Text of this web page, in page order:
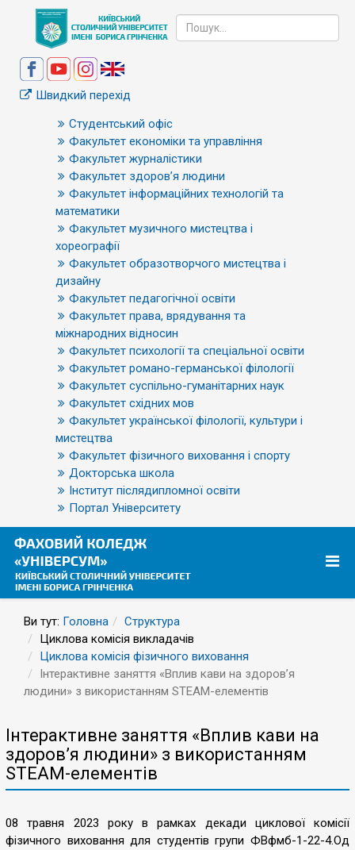
Швидкий перехід
Студентський офіс
Факультет економіки та управління
Факультет журналістики
Факультет здоров’я людини
Факультет інформаційних технологій та
математики
Факультет музичного мистецтва і
хореографії
Факультет образотворчого мистецтва і
дизайну
Факультет педагогічної освіти
Факультет права, врядування та
міжнародних відносин
Факультет психології та спеціальної освіти
Факультет романо-германської філології
Факультет суспільно-гуманітарних наук
Факультет східних мов
Факультет української філології, культури і
мистецтва
Факультет фізичного виховання і спорту
Докторська школа
Інститут післядипломної освіти
Портал Університету
Ви тут: Головна
Структура
Циклова комісія викладачів
Циклова комісія фізичного виховання
Інтерактивне заняття «Вплив кави на здоров’я
людини» з використанням STEAM-елементів
Інтерактивне заняття «Вплив кави на
здоров’я людини» з використанням
STEAM-елементів
08 травня 2023 року в рамках декади циклової комісії
фізичного виховання для студентів групи ФВфмб-1-22-4.Од